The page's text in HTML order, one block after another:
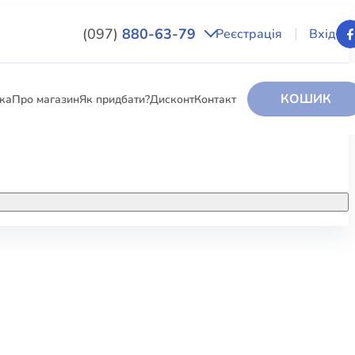
(097) 880-63-79 Реєстрація Вхід
Про магазинЯк придбати?ДисконтКонтакт КОШИК